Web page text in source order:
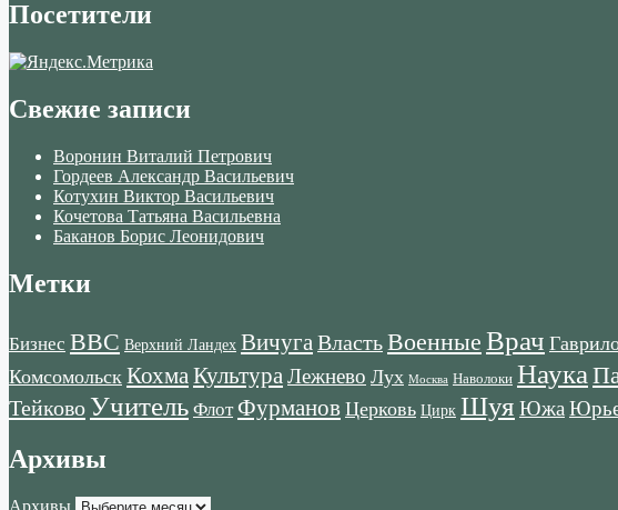
Посетители
Свежие записи
Воронин Виталий Петрович
Гордеев Александр Васильевич
Котухин Виктор Васильевич
Кочетова Татьяна Васильевна
Баканов Борис Леонидович
Метки
Бизнес ВВС Верхний Ландех Вичуга ВластьВоенные Врач
Комсомольск Кохма Культура Лежнево Лух Москва Наволоки Наука
ТейковоУчитель Флот Фурманов Церковь Цирк Шуя Южа
Архивы
Архивы